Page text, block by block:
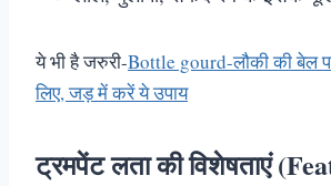
ये भी है जरुरी-Bottle gourd-लौकी की बेल
लिए, जड़ में करें ये उपाय
ट्रमपेंट लता की विशेषताएं